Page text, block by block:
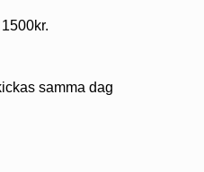
samma dag